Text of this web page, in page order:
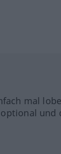
mal
optional und